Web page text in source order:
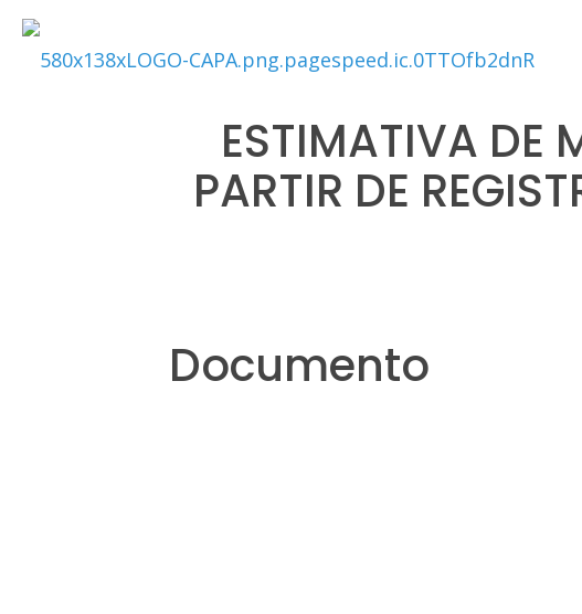
ESTIMATIVA DE
PARTIR DE
Documento